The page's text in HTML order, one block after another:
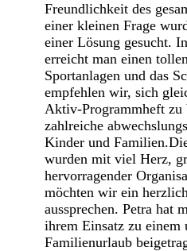
Freundlichkeit des
einer kleinen Frage
einer Lösung gesucht.
erreicht man einen
Sportanlagen und das
empfehlen wir, sich
Aktiv-Programmheft zu
zahlreiche
Kinder und
wurden mit viel Herz,
hervorragender
möchten wir ein
aussprechen. Petra hat
ihrem Einsatz zu einem
Familienurlaub